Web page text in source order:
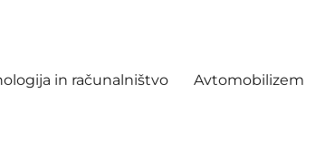
in računalništvo Avtomobilizem